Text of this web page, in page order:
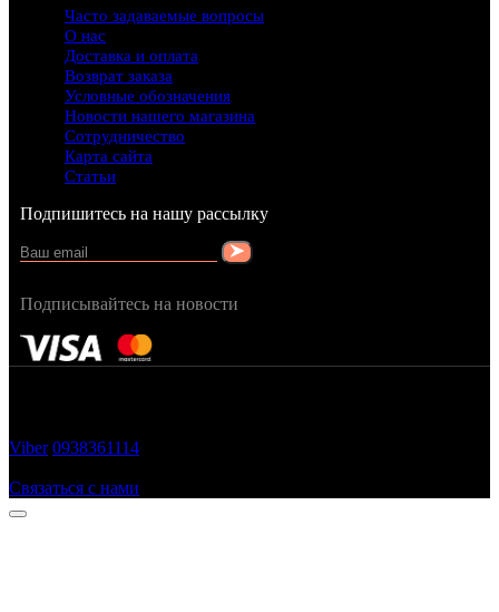
Часто задаваемые вопросы
О нас
Доставка и оплата
Возврат заказа
Условные обозначения
Новости нашего магазина
Сотрудничество
Карта сайта
Статьи
Подпишитесь на нашу рассылку
Подписывайтесь на новости
Viber 0938361114
Связаться с нами